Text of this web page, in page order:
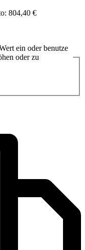
804,40 €
ein oder benutze
oder zu